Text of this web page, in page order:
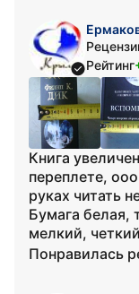
Рейтинг
Книга
переплете,
руках читать
Бумага белая,
мелкий,
Понравилась